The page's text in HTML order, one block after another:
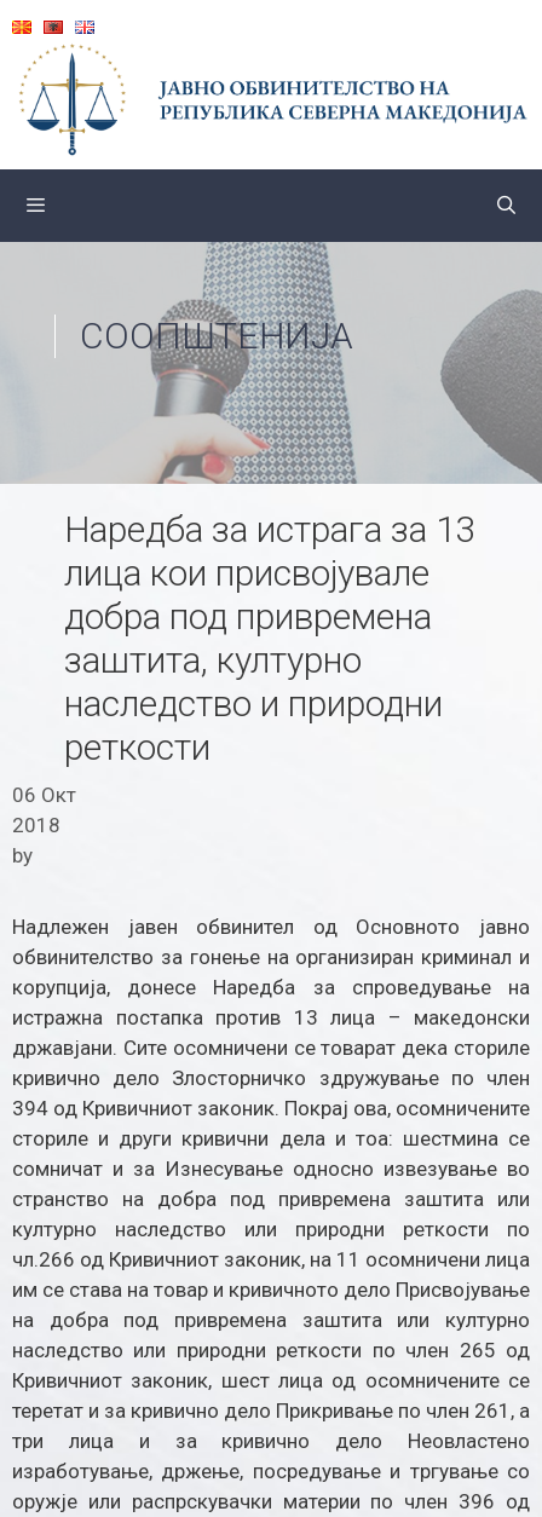
content
СООПШТЕНИЈА
Наредба за истрага за 13
лица кои присвојувале
добра под привремена
заштита, културно
наследство и природни
реткости
06 Окт
2018
by
Надлежен јавен обвинител од Основното јавно
обвинителство за гонење на организиран криминал и
корупција, донесе Наредба за спроведување на
истражна постапка против 13 лица – македонски
државјани. Сите осомничени се товарат дека сториле
кривично дело Злосторничко здружување по член
394 од Кривичниот законик. Покрај ова, осомничените
сториле и други кривични дела и тоа: шестмина се
сомничат и за Изнесување односно извезување во
странство на добра под привремена заштита или
културно наследство или природни реткости по
чл.266 од Кривичниот законик, на 11 осомничени лица
им се става на товар и кривичното дело Присвојување
на добра под привремена заштита или културно
наследство или природни реткости по член 265 од
Кривичниот законик, шест лица од осомничените се
теретат и за кривично дело Прикривање по член 261, а
три лица и за кривично дело Неовластено
изработување, држење, посредување и тргување со
оружје или распрскувачки материи по член 396 од